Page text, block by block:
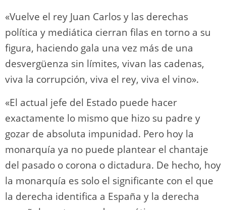
«Vuelve el rey Juan Carlos y las derechas
política y mediática cierran filas en torno a su
figura, haciendo gala una vez más de una
desvergüenza sin límites, vivan las cadenas,
viva la corrupción, viva el rey, viva el vino».
«El actual jefe del Estado puede hacer
exactamente lo mismo que hizo su padre y
gozar de absoluta impunidad. Pero hoy la
monarquía ya no puede plantear el chantaje
del pasado o corona o dictadura. De hecho, hoy
la monarquía es solo el significante con el que
la derecha identifica a España y la derecha